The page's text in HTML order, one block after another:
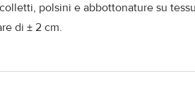
polsini e abbottonature su
di ± 2 cm.